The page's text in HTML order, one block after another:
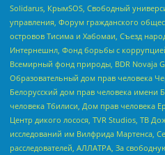
Solidarus, КрымSOS, Свободный
управления, Форум гражданского
островов Тисима и Хабомаи, Съезд
Интернешнл, Фонд борьбы с
Всемирный фонд природы, BDR Novaja
Образовательный дом прав человека
Белорусский дом прав человека имени
человека Тбилиси, Дом прав человека
Центр дикого лосося, TVR Studios, ТВ
исследований им Вилфрида Мартенса,
расследователей, АЛЛАТРА, За